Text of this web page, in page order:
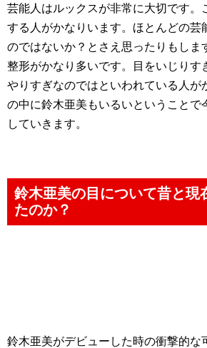
芸能人はルックスが非常に大切です。
する人がかなりいます。ほとんどの芸
のではないか？とさえ思ったりもしま
整形がかなり多いです。目をいじりす
やりすぎなのではといわれている人が
の中に鈴木亜美もいるいということで
していきます。
鈴木亜美の目について昔と現
たのか？
鈴木亜美がデビューした時の衝撃的な